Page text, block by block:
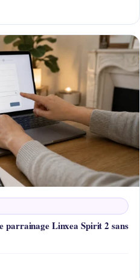
parrainage Linxea Spirit 2 sans